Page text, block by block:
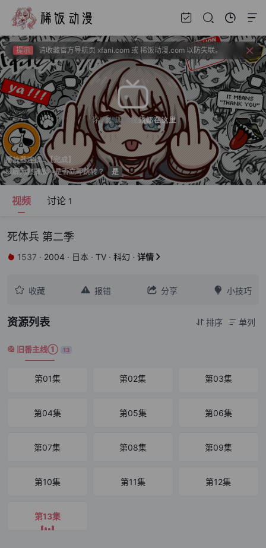
提示
新番如果频繁出现花屏请切换线路！！！
提示
提示
请收藏官方导航页 xfani.com 或 稀饭动漫.com 以防失联。
提示
视频载入速度跟网速有关，如果卡顿请挂亚洲地区加速器。
提示
新番如果频繁出现花屏请切换线路！！！
视频 讨论 1
死体兵 第二季
 1537 · 2004 · 日本 · TV · 科幻 · 详情 
 收藏  报错  分享  小技巧
资源列表  排序  单列
 旧番主线① 13
第01集 第02集 第03集
第04集 第05集 第06集
第07集 第08集 第09集
第10集 第11集 第12集
第13集